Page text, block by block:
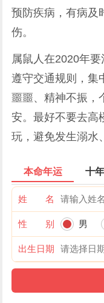
预防疾病，有病及
伤。
属鼠人在2020年
遵守交通规则，集
噩噩、精神不振，
安。最好不要去高
玩，避免发生溺水
本命年运 十
姓 名
性 别 男
出生日期